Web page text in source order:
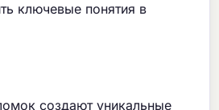
ключевые понятия в
создают уникальные